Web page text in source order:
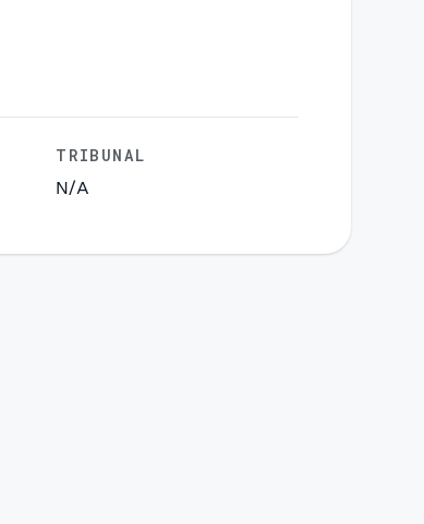
TRIBUNAL
N/A